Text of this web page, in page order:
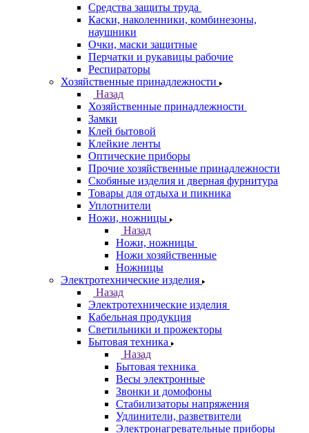
Средства защиты труда
Каски, наколенники, комбинезоны,
наушники
Очки, маски защитные
Перчатки и рукавицы рабочие
Респираторы
Хозяйственные принадлежности
Назад
Хозяйственные принадлежности
Замки
Клей бытовой
Клейкие ленты
Оптические приборы
Прочие хозяйственные принадлежности
Скобяные изделия и дверная фурнитура
Товары для отдыха и пикника
Уплотнители
Ножи, ножницы
Назад
Ножи, ножницы
Ножи хозяйственные
Ножницы
Электротехнические изделия
Назад
Электротехнические изделия
Кабельная продукция
Светильники и прожекторы
Бытовая техника
Назад
Бытовая техника
Весы электронные
Звонки и домофоны
Стабилизаторы напряжения
Удлинители, разветвители
Электронагревательные приборы